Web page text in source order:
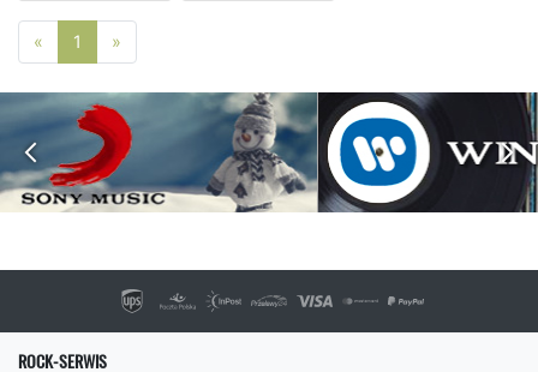
« Poprzednia strona
1 »
ROCK-SERWIS